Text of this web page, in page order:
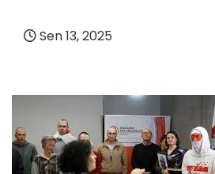
Sen 13, 2025